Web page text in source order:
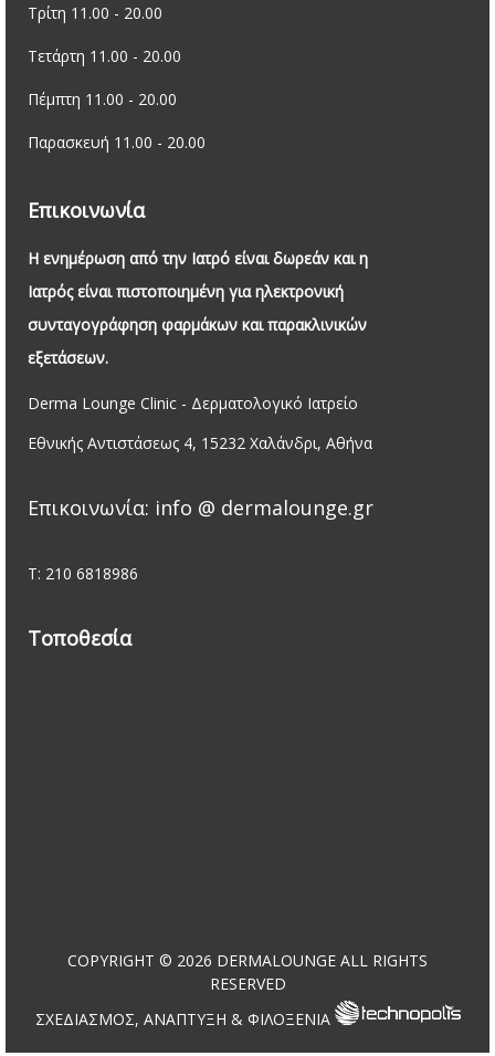
Τρίτη 11.00 - 20.00
Τετάρτη 11.00 - 20.00
Πέμπτη 11.00 - 20.00
Παρασκευή 11.00 - 20.00
Επικοινωνία
Η ενημέρωση από την Ιατρό είναι δωρεάν και η
Ιατρός είναι πιστοποιημένη για ηλεκτρονική
συνταγογράφηση φαρμάκων και παρακλινικών
εξετάσεων.
Derma Lounge Clinic - Δερματολογικό Ιατρείο
Εθνικής Αντιστάσεως 4, 15232 Χαλάνδρι, Αθήνα
Επικοινωνία: info @ dermalounge.gr
Τ: 210 6818986
Τοποθεσία
COPYRIGHT © 2026 DERMALOUNGE ALL RIGHTS
RESERVED
ΣΧΕΔΙΑΣΜΟΣ, ΑΝΑΠΤΥΞΗ & ΦΙΛΟΞΕΝΙΑ